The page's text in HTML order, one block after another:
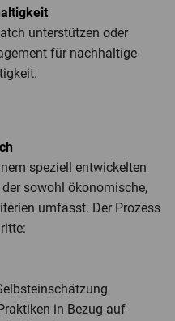
unterstützen oder
für nachhaltige
speziell entwickelten
sowohl ökonomische,
umfasst. Der Prozess
in Bezug auf